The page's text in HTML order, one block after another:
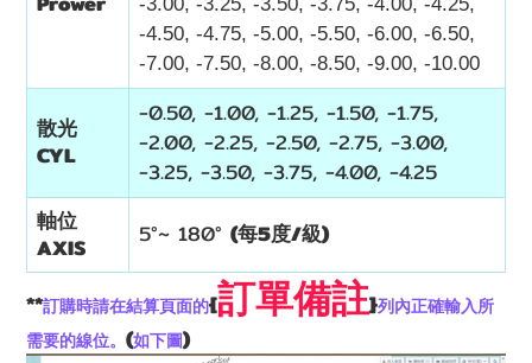
-4.50, -4.75, -5.00, -5.50, -6.00, -6.50,
-7.00, -7.50, -8.00, -8.50, -9.00, -10.00
散光
CYL
-0.50, -1.00, -1.25, -1.50, -1.75,
-2.00, -2.25, -2.50, -2.75, -3.00,
-3.25, -3.50, -3.75, -4.00, -4.25
軸位
AXIS
5°~ 180° (每5度/級)
**訂購時請在結算頁面的{訂單備註}列內正確輸入所
需要的線位。 (如下圖)